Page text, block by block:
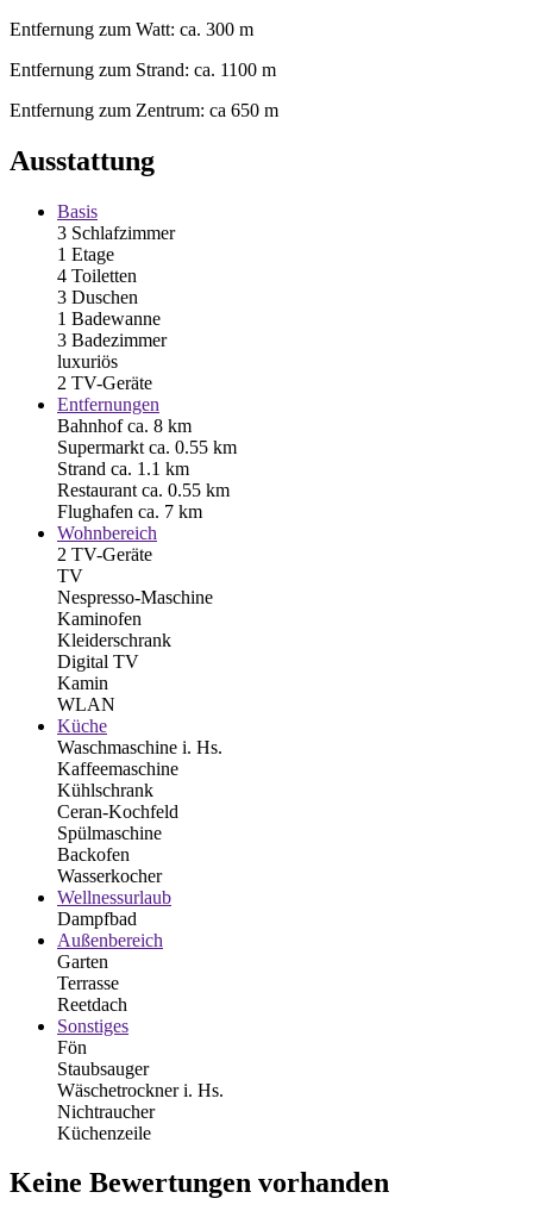
Entfernung zum Watt: ca. 300 m
Entfernung zum Strand: ca. 1100 m
Entfernung zum Zentrum: ca 650 m
Ausstattung
Basis
3 Schlafzimmer
1 Etage
4 Toiletten
3 Duschen
1 Badewanne
3 Badezimmer
luxuriös
2 TV-Geräte
Entfernungen
Bahnhof ca. 8 km
Supermarkt ca. 0.55 km
Strand ca. 1.1 km
Restaurant ca. 0.55 km
Flughafen ca. 7 km
Wohnbereich
2 TV-Geräte
TV
Nespresso-Maschine
Kaminofen
Kleiderschrank
Digital TV
Kamin
WLAN
Küche
Waschmaschine i. Hs.
Kaffeemaschine
Kühlschrank
Ceran-Kochfeld
Spülmaschine
Backofen
Wasserkocher
Wellnessurlaub
Dampfbad
Außenbereich
Garten
Terrasse
Reetdach
Sonstiges
Fön
Staubsauger
Wäschetrockner i. Hs.
Nichtraucher
Küchenzeile
Keine Bewertungen vorhanden